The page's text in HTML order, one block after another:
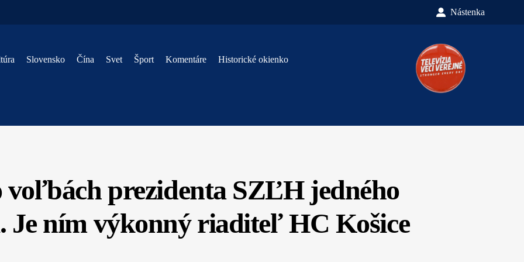
Nástenka
Slovensko Čína Svet Šport Komentáre Historické okienko
voľbách prezidenta SZĽH jedného
Je ním výkonný riaditeľ HC Košice